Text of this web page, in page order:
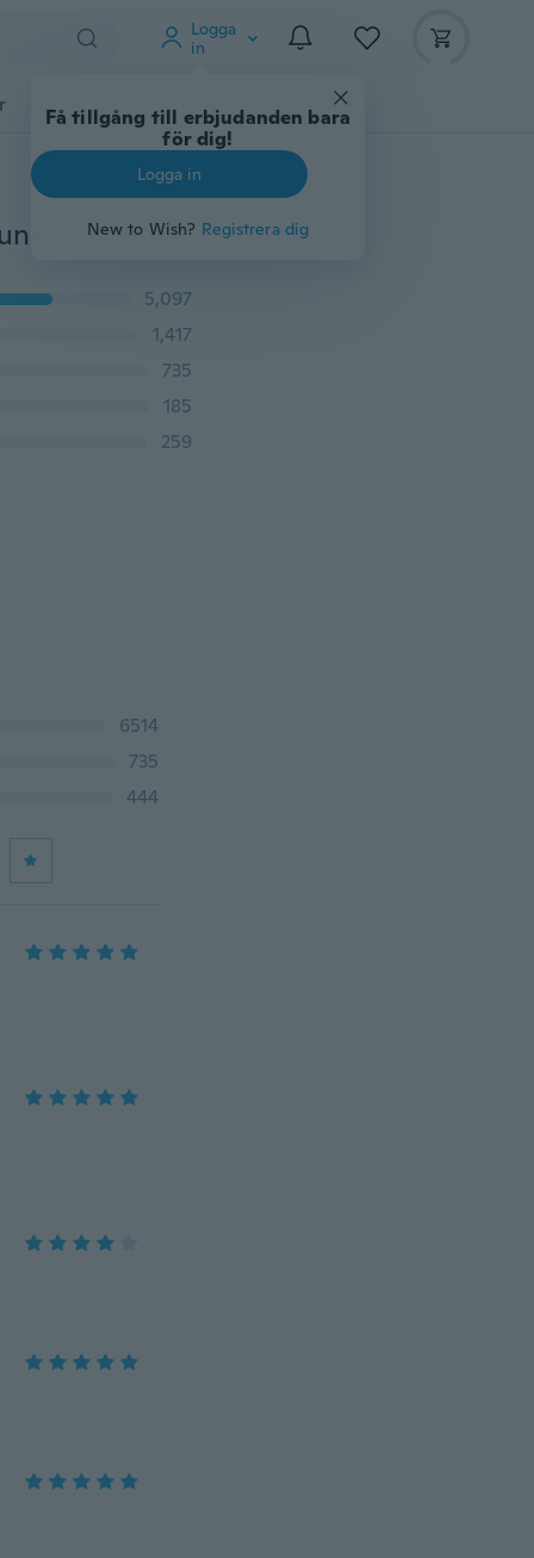
Logga
in
Få tillgång till erbjudanden bara
för dig!
Logga in
New to Wish? Registrera dig
Djurtillbehör Teknikprylar Mer
20D nätstrumpbyxor, små mellanstora mesh nätnät Punk Strumpbyxor Anti-krok Nylon Hollow Out Strumpor Strumpbyxor
5,097
1,417
735
185
259
6514
735
444